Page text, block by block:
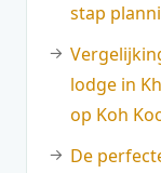
stap
lodge in
op Koh
De